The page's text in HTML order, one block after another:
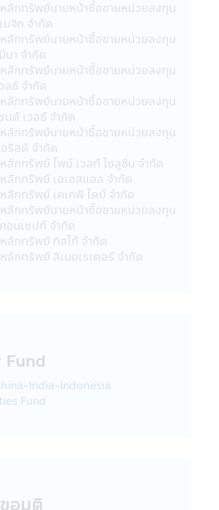
วมมีประกัน ผู้ลงทุนที่ถือหน่วยที่
บระยะเวลาการประกันที่กำหนดใน
นนี้จะได้รับชำระเงินลงทุนคืนตาม
การรับประกันอย่างไรก็ดี การประกัน
ได้รวมถึงการประกันความสามารถ
ะหนี้ในอนาคตของผู้ประกัน
วมมุ่งรักษาเงินต้น เป็นเพียงชื่อ
ภทของกองทุนรวมที่จัดนโยบายการ
ห้เงินต้นของผู้ถือหน่วยลงทุนมีความ
ยกองทุนรวมดังกล่าว มิได้รับประกัน
รือผลตอบแทนจากการลงทุนแต่
ามเป็นส่วนตัว
รัพย์จัดการกองทุน ซีไอเอ็มบี-พริน
เคารพสิทธิของลูกค้า นโยบายความ
ของบริษัทนั้น มีเพื่อให้ท่านมั่นใจยาม
ริการสินค้าทางการเงินแก่ลูกค้า ซึ่ง
ชีพ, รายได้ประจำปีของท่าน ซึ่งได้
เปิดบัญชีและข้อมูลของท่านเพื่อใช้
ลักทรัพย์นายหน้าซื้อขายหน่วยลงทุน
มจิก จำกัด
ลักทรัพย์นายหน้าซื้อขายหน่วยลงทุน
นา จำกัด
ลักทรัพย์นายหน้าซื้อขายหน่วยลงทุน
ลธ์ จำกัด
ลักทรัพย์นายหน้าซื้อขายหน่วยลงทุน
นด์ เวลธ์ จำกัด
ลักทรัพย์นายหน้าซื้อขายหน่วยลงทุน
อริสต์ จำกัด
ลักทรัพย์ ไพน์ เวลท์ โซลูชั่น จำกัด
ลักทรัพย์ เอเอสแอล จำกัด
ลักทรัพย์ เคเคพี ไดม์ จำกัด
ลักทรัพย์นายหน้าซื้อขายหน่วยลงทุน
อนเซปท์ จำกัด
ลักทรัพย์ ทิสโก้ จำกัด
ลักทรัพย์ ลิเบอเรเตอร์ จํากัด
India-Indonesia
Fund
อมติ